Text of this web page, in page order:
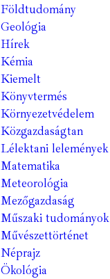
Földtudomány
Geológia
Hírek
Kémia
Kiemelt
Könyvtermés
Környezetvédelem
Közgazdaságtan
Lélektani lelemények
Matematika
Meteorológia
Mezőgazdaság
Műszaki tudományok
Művészettörténet
Néprajz
Ökológia